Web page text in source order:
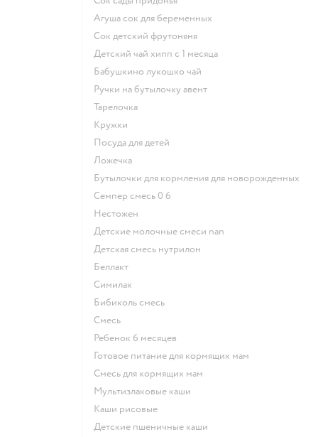
агуша сок для беременных
сок детский фрутоняня
детский чай хипп с 1 месяца
бабушкино лукошко чай
ручки на бутылочку авент
тарелочка
кружки
посуда для детей
ложечка
бутылочки для кормления для новорожденных
семпер смесь 0 6
нестожен
Детские молочные смеси nan
детская смесь нутрилон
беллакт
симилак
бибиколь смесь
смесь
ребенок 6 месяцев
готовое питание для кормящих мам
смесь для кормящих мам
Мультизлаковые каши
Каши рисовые
Детские пшеничные каши